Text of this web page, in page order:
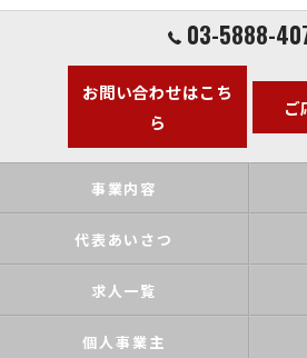
03-5888-
お問い合わせはこち
ら
ご
事業内容
代表あいさつ
求人一覧
個人事業主